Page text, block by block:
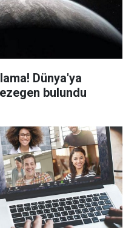
Dünya'ya
bulundu